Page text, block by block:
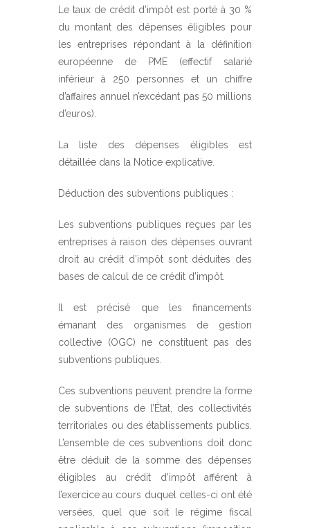
Le taux de crédit d’impôt est porté à 30 %
du montant des dépenses éligibles pour
les entreprises répondant à la définition
européenne de PME (effectif salarié
inférieur à 250 personnes et un chiffre
d’affaires annuel n’excédant pas 50 millions
d’euros).
La liste des dépenses éligibles est
détaillée dans la Notice explicative.
Déduction des subventions publiques :
Les subventions publiques reçues par les
entreprises à raison des dépenses ouvrant
droit au crédit d’impôt sont déduites des
bases de calcul de ce crédit d’impôt.
Il est précisé que les financements
émanant des organismes de gestion
collective (OGC) ne constituent pas des
subventions publiques.
Ces subventions peuvent prendre la forme
de subventions de l’État, des collectivités
territoriales ou des établissements publics.
L’ensemble de ces subventions doit donc
être déduit de la somme des dépenses
éligibles au crédit d’impôt afférent à
l’exercice au cours duquel celles-ci ont été
versées, quel que soit le régime fiscal